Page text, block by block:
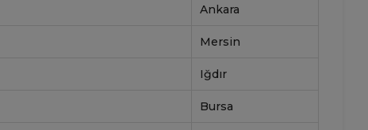
Ankara
Mersin
Iğdır
Bursa